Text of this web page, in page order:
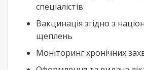
спеціалістів
Вакцинація згідно з
щеплень
Моніторинг хронічних